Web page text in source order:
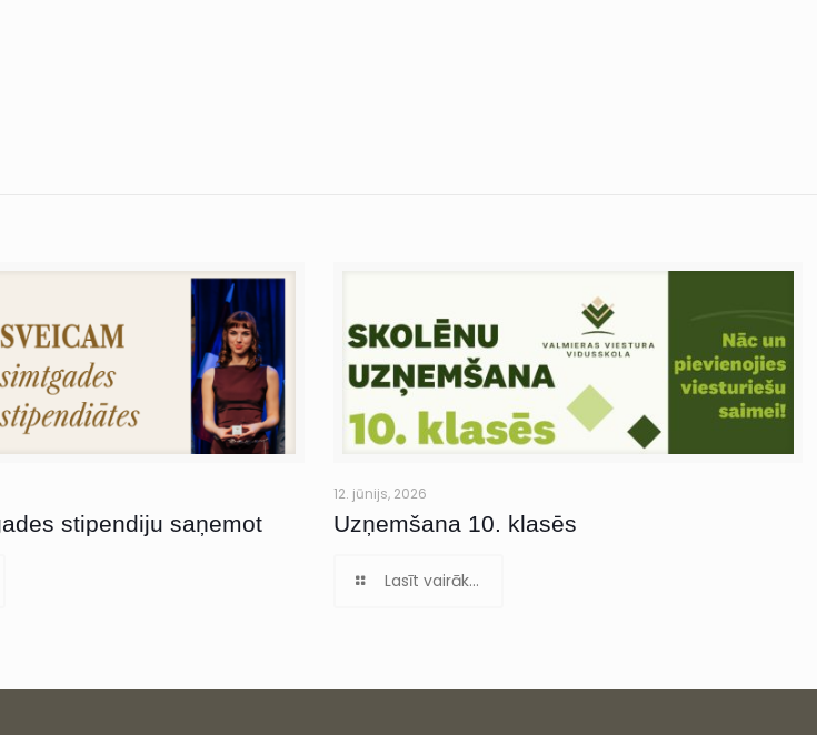
stipendiju saņemot
12. jūnijs, 2026
Uzņemšana 10. klasēs
Lasīt vairāk...